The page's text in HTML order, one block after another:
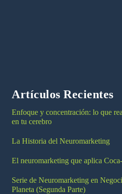
Artículos Recientes
Enfoque y concentración: lo que
en tu cerebro
La Historia del Neuromarketing
El neuromarketing que aplica
Serie de Neuromarketing en
Planeta (Segunda Parte)